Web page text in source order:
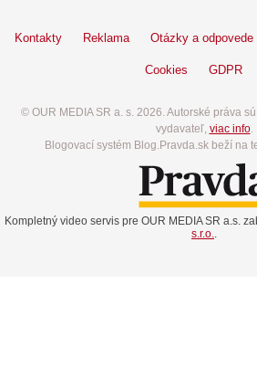
Kontakty Reklama Otázky a odpovede
Cookies GDPR
© OUR MEDIA SR a. s. 2026. Autorské práva
vydavateľ, viac info.
Blogovací systém Blog.Pravda.sk beží na
Kompletný video servis pre OUR MEDIA SR a.s.
s.r.o..